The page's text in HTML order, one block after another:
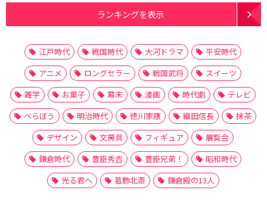
ランキングを表示
江戸時代 戦国時代 大河ドラマ
平安時代
アニメ
ロングセラー 戦国武将
スイーツ
雑学
お菓子 幕末 漫画 時代劇
テレビ
べらぼう
明治時代 徳川家康 織田信長
抹茶
デザイン
文房具 フィギュア
展覧会
鎌倉時代
豊臣秀吉 豊臣兄弟！
昭和時代
光る君へ
葛飾北斎 鎌倉殿の13人